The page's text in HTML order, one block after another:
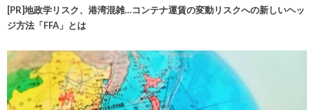
[PR]地政学リスク、港湾混雑…コンテナ運賃の変動リスクへの新しいヘッ
ジ方法「FFA」とは